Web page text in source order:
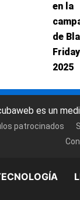
en la
de
Friday
2025
es un
patrocinados